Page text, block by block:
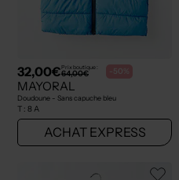
32,00€Prix boutique :
64,00€ -50%
MAYORAL
Doudoune - Sans capuche bleu
T : 8 A
ACHAT EXPRESS